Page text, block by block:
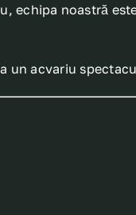
echipa noastră
un acvariu